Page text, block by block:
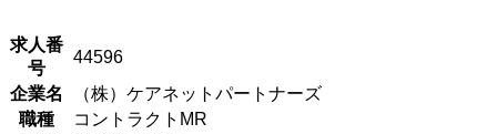
求人番
号
44596
企業名
（株）ケアネットパートナーズ
職種
コントラクトMR